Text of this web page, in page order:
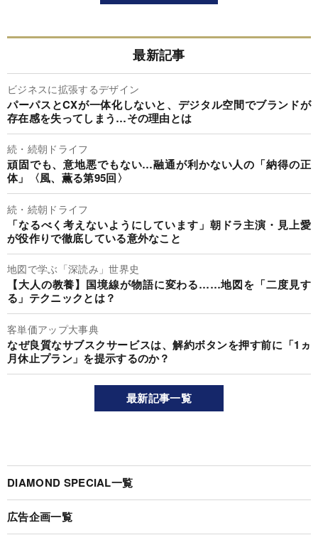
最新記事
ビジネスに拡張するデザイン
パーパスとCXが一体化しないと、デジタル空間でブランドが
存在感を失ってしまう…その理由とは
続・続朝ドライフ
頑固でも、意地悪でもない…融通が利かない人の「納得の正
体」〈風、薫る第95回〉
続・続朝ドライフ
「なるべく考えないようにしています」朝ドラ主演・見上愛
が役作りで徹底している意外なこと
地図で学ぶ「深読み」世界史
【大人の教養】国境線が物語に変わる……地図を「二度見す
る」テクニックとは？
客単価アップ大事典
なぜ良質なサブスクサービスは、解約ボタンを押す前に「1ヵ
月休止プラン」を提示するのか？
最新記事一覧
DIAMOND SPECIAL一覧
広告企画一覧